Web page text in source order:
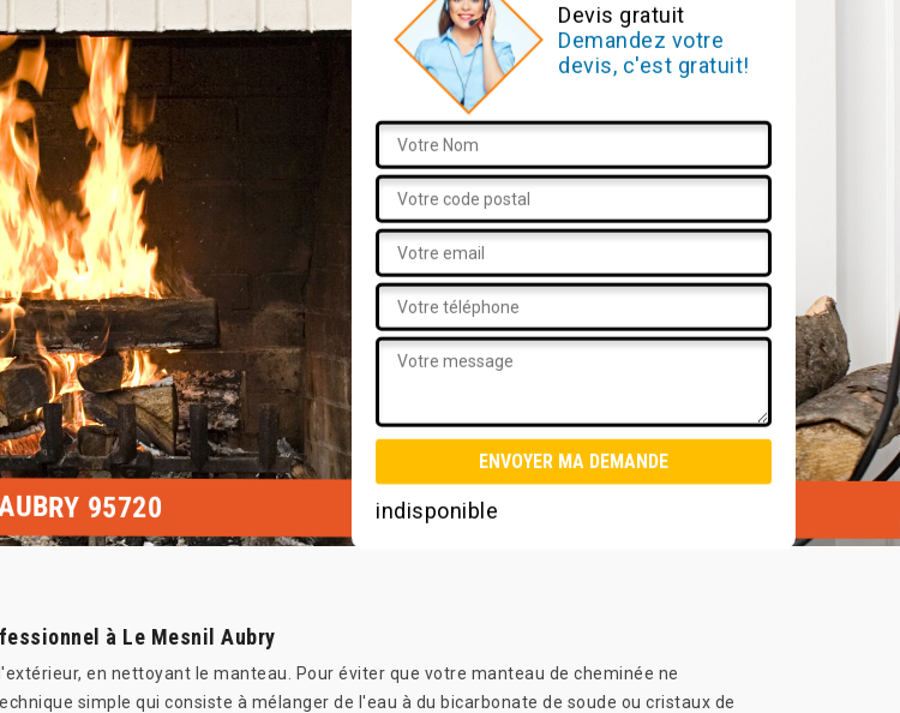
Devis gratuit
Demandez votre
devis, c'est gratuit!
indisponible
95720
à Le Mesnil Aubry
en nettoyant le manteau. Pour éviter que votre manteau de cheminée ne
simple qui consiste à mélanger de l'eau à du bicarbonate de soude ou cristaux de